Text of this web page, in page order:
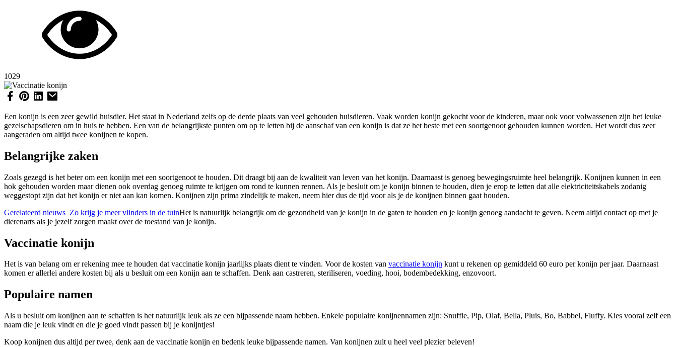
1029
Een konijn is een zeer gewild huisdier. Het staat in Nederland zelfs op de derde plaats van veel gehouden huisdieren. Vaak worden konijn gekocht voor de kinderen, maar ook voor volwassenen zijn het leuke
gezelschapsdieren om in huis te hebben. Een van de belangrijkste punten om op te letten bij de aanschaf van een konijn is dat ze het beste met een soortgenoot gehouden kunnen worden. Het wordt dus zeer
aangeraden om altijd twee konijnen te kopen.
Belangrijke zaken
Zoals gezegd is het beter om een konijn met een soortgenoot te houden. Dit draagt bij aan de kwaliteit van leven van het konijn. Daarnaast is genoeg bewegingsruimte heel belangrijk. Konijnen kunnen in een
hok gehouden worden maar dienen ook overdag genoeg ruimte te krijgen om rond te kunnen rennen. Als je besluit om je konijn binnen te houden, dien je erop te letten dat alle elektriciteitskabels zodanig
weggestopt zijn dat het konijn er niet aan kan komen. Konijnen zijn prima zindelijk te maken, neem hier dus de tijd voor als je de konijnen binnen gaat houden.
Gerelateerd nieuws Zo krijg je meer vlinders in de tuinHet is natuurlijk belangrijk om de gezondheid van je konijn in de gaten te houden en je konijn genoeg aandacht te geven. Neem altijd contact op met je
dierenarts als je jezelf zorgen maakt over de toestand van je konijn.
Vaccinatie konijn
Het is van belang om er rekening mee te houden dat vaccinatie konijn jaarlijks plaats dient te vinden. Voor de kosten van vaccinatie konijn kunt u rekenen op gemiddeld 60 euro per konijn per jaar. Daarnaast
komen er allerlei andere kosten bij als u besluit om een konijn aan te schaffen. Denk aan castreren, steriliseren, voeding, hooi, bodembedekking, enzovoort.
Populaire namen
Als u besluit om konijnen aan te schaffen is het natuurlijk leuk als ze een bijpassende naam hebben. Enkele populaire konijnennamen zijn: Snuffie, Pip, Olaf, Bella, Pluis, Bo, Babbel, Fluffy. Kies vooral zelf een
naam die je leuk vindt en die je goed vindt passen bij je konijntjes!
Koop konijnen dus altijd per twee, denk aan de vaccinatie konijn en bedenk leuke bijpassende namen. Van konijnen zult u heel veel plezier beleven!